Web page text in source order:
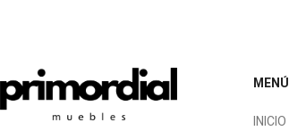
MENÚ
INICIO